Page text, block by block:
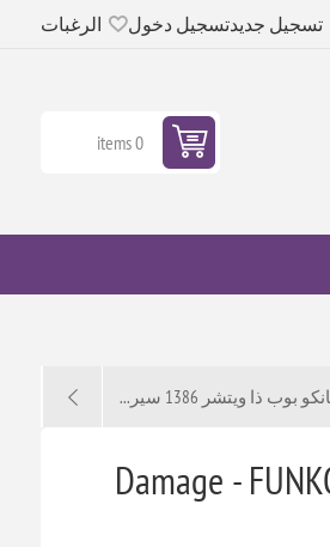
تسجيل جديدتسجيل دخول الرغبات
0 items
بوب ذا ويتشر 1386 سير...
Damage -